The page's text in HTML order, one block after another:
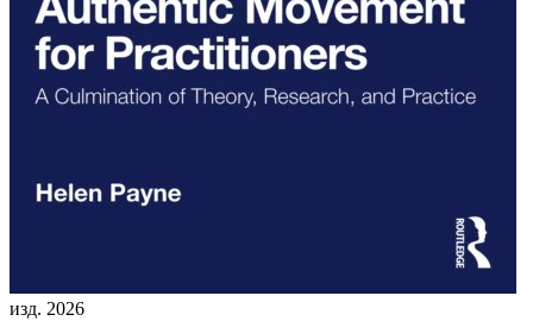
изд. 2026